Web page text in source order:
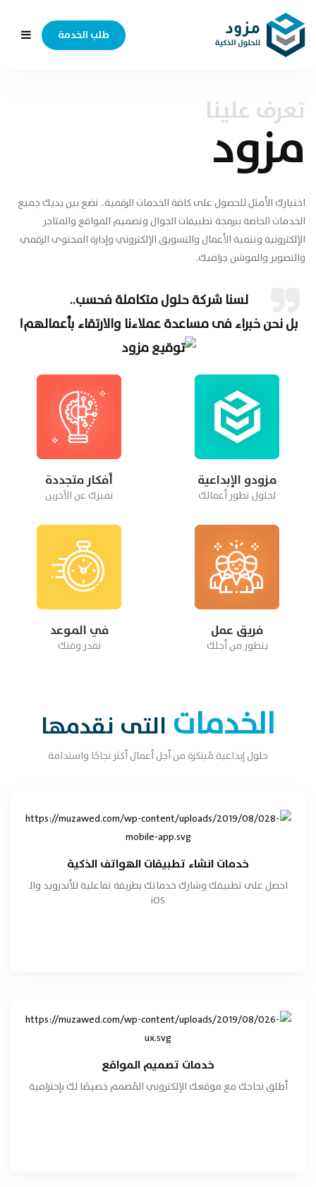
طلب الخدمة
تعرف علينا
مزود
اختيارك الأمثل للحصول على كافة الخدمات الرقمية.. نضع بين يديك جميع
الخدمات الخاصة ببرمجة تطبيقات الجوال وتصميم المواقع والمتاجر
الإلكترونية وتنمية الأعمال والتسويق الإلكتروني وإدارة المحتوى الرقمي
والتصوير والموشن جرافيك.
لسنا شركة حلول متكاملة فحسب..
بل نحن خبراء فى مساعدة عملاءنا والارتقاء بأعمالهم!
مزودو الإبداعية
لحلول تطور أعمالك
أفكار متجددة
تميزك عن الآخرين
فريق عمل
يتطور من أجلك
في الموعد
نقدر وقتك
الخدمات التى نقدمها
حلول إبداعية مُبتكرة من أجل أعمال أكثر نجاحًا واستدامة
خدمات انشاء تطبيقات الهواتف الذكية
احصل على تطبيقك وشارك خدماتك بطريقة تفاعلية للأندرويد والـ
iOS
خدمات انشاء تطبيقات الهواتف الذكية
طلب الخدمة
خدمات تصميم المواقع
أطلق نجاحك مع موقعك الإلكتروني المُصمم خصيصًا لك بإحترافية
خدمات تصميم المواقع
طلب الخدمة